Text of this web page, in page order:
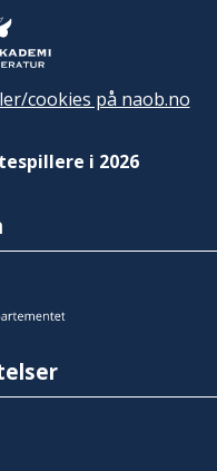
cookies på naob.no
i 2026